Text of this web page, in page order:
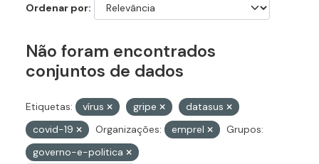
Ordenar por
Não foram encontrados
conjuntos de dados
Etiquetas: vírus gripe
datasus
covid-19
Organizações: emprel
Grupos:
governo-e-politica